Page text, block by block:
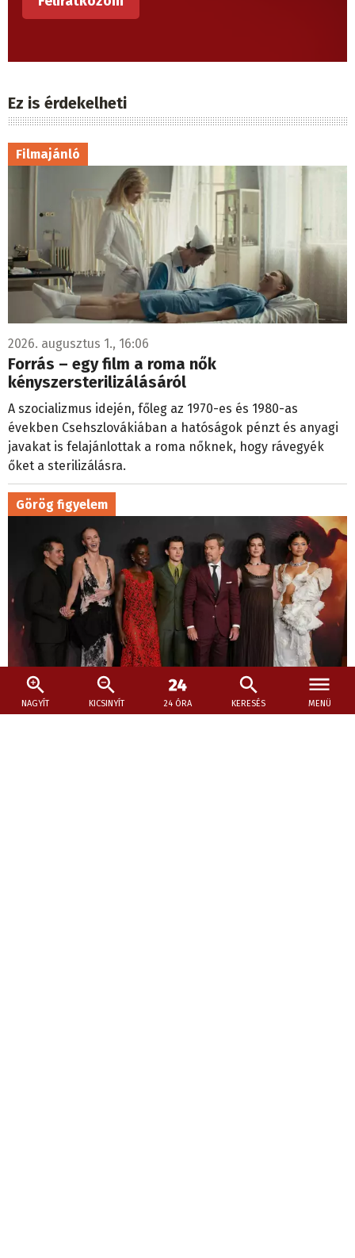
NAGYÍT KICSINYÍT 24 ÓRA KERESÉS MENÜ
Ez is érdekelheti
Filmajánló
2026. augusztus 1., 16:06
Forrás – egy film a roma nők
kényszersterilizálásáról
A szocializmus idején, főleg az 1970-es és 1980-as
években Csehszlovákiában a hatóságok pénzt és anyagi
javakat is felajánlottak a roma nőknek, hogy rávegyék
őket a sterilizálásra.
Görög figyelem